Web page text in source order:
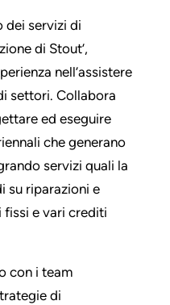
dei servizi di
di Stout’,
nell’assistere
settori. Collabora
ed eseguire
che generano
servizi quali la
su riparazioni e
fissi e vari crediti
con i team
di